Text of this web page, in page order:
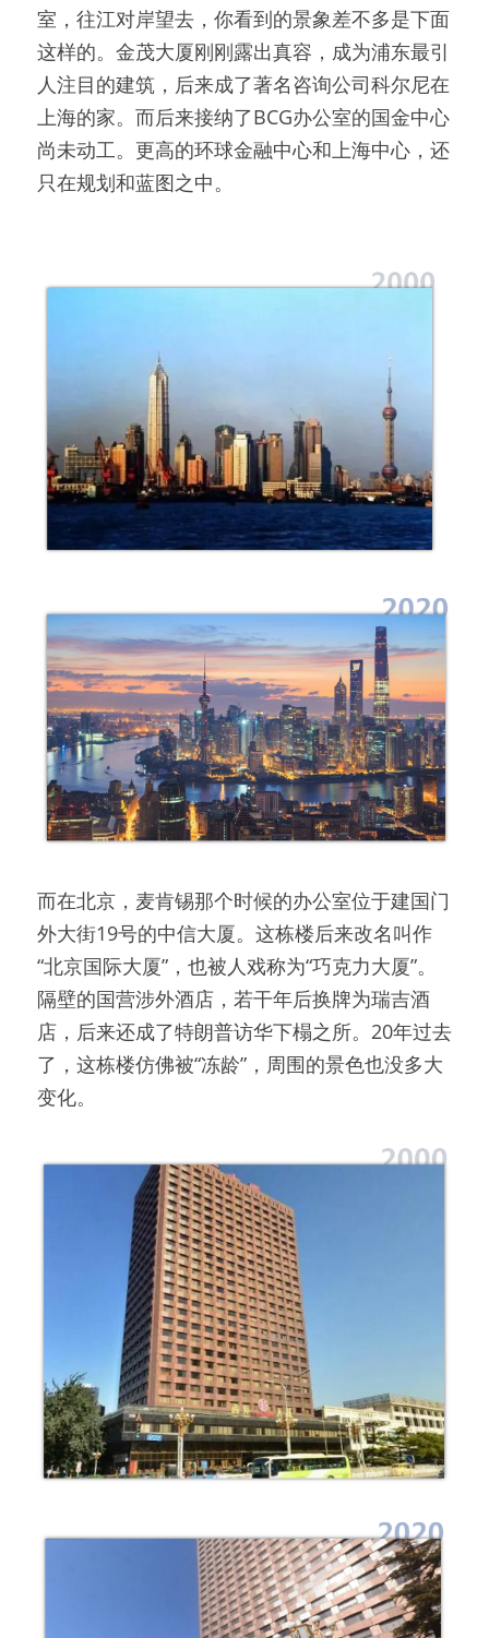
室，往江对岸望去，你看到的景象差不多是下面
这样的。金茂大厦刚刚露出真容，成为浦东最引
人注目的建筑，后来成了著名咨询公司科尔尼在
上海的家。而后来接纳了BCG办公室的国金中心
尚未动工。更高的环球金融中心和上海中心，还
只在规划和蓝图之中。
而在北京，麦肯锡那个时候的办公室位于建国门
外大街19号的中信大厦。这栋楼后来改名叫作
“北京国际大厦”，也被人戏称为“巧克力大厦”。
隔壁的国营涉外酒店，若干年后换牌为瑞吉酒
店，后来还成了特朗普访华下榻之所。20年过去
了，这栋楼仿佛被“冻龄”，周围的景色也没多大
变化。